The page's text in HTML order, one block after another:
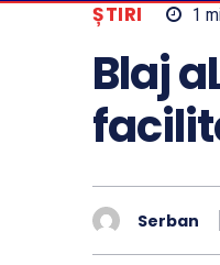
ȘTIRI 1
Blaj
Serban